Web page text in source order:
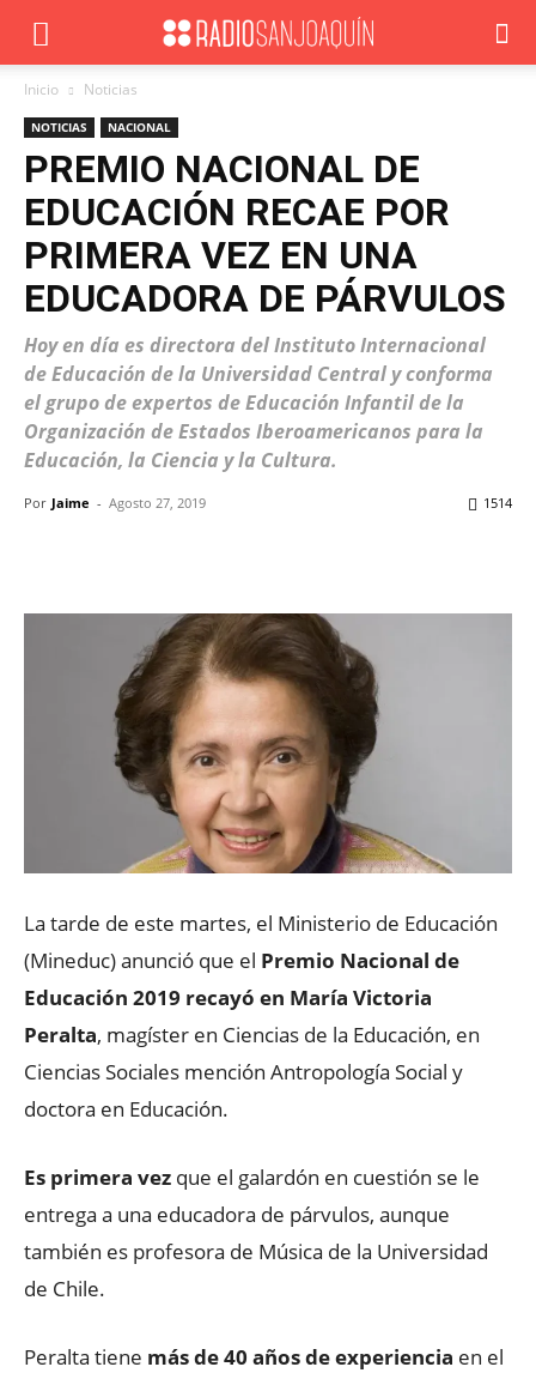
Inicio Noticias
NOTICIAS NACIONAL
PREMIO NACIONAL DE
EDUCACIÓN RECAE POR
PRIMERA VEZ EN UNA
EDUCADORA DE PÁRVULOS
Hoy en día es directora del Instituto Internacional
de Educación de la Universidad Central y conforma
el grupo de expertos de Educación Infantil de la
Organización de Estados Iberoamericanos para la
Educación, la Ciencia y la Cultura.
Por Jaime - Agosto 27, 2019 1514
La tarde de este martes, el Ministerio de Educación
(Mineduc) anunció que el Premio Nacional de
Educación 2019 recayó en María Victoria
Peralta, magíster en Ciencias de la Educación, en
Ciencias Sociales mención Antropología Social y
doctora en Educación.
Es primera vez que el galardón en cuestión se le
entrega a una educadora de párvulos, aunque
también es profesora de Música de la Universidad
de Chile.
Peralta tiene más de 40 años de experiencia en el